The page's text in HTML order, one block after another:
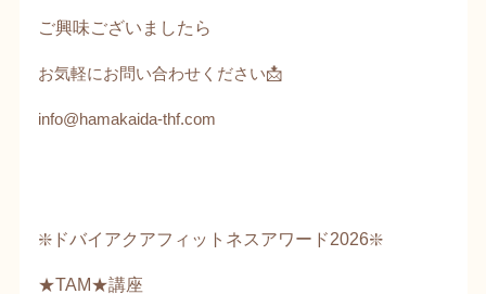
ご興味ございましたら
お気軽にお問い合わせください📩
info@hamakaida-thf.com
❇️ドバイアクアフィットネスアワード2026❇️
★TAM★講座